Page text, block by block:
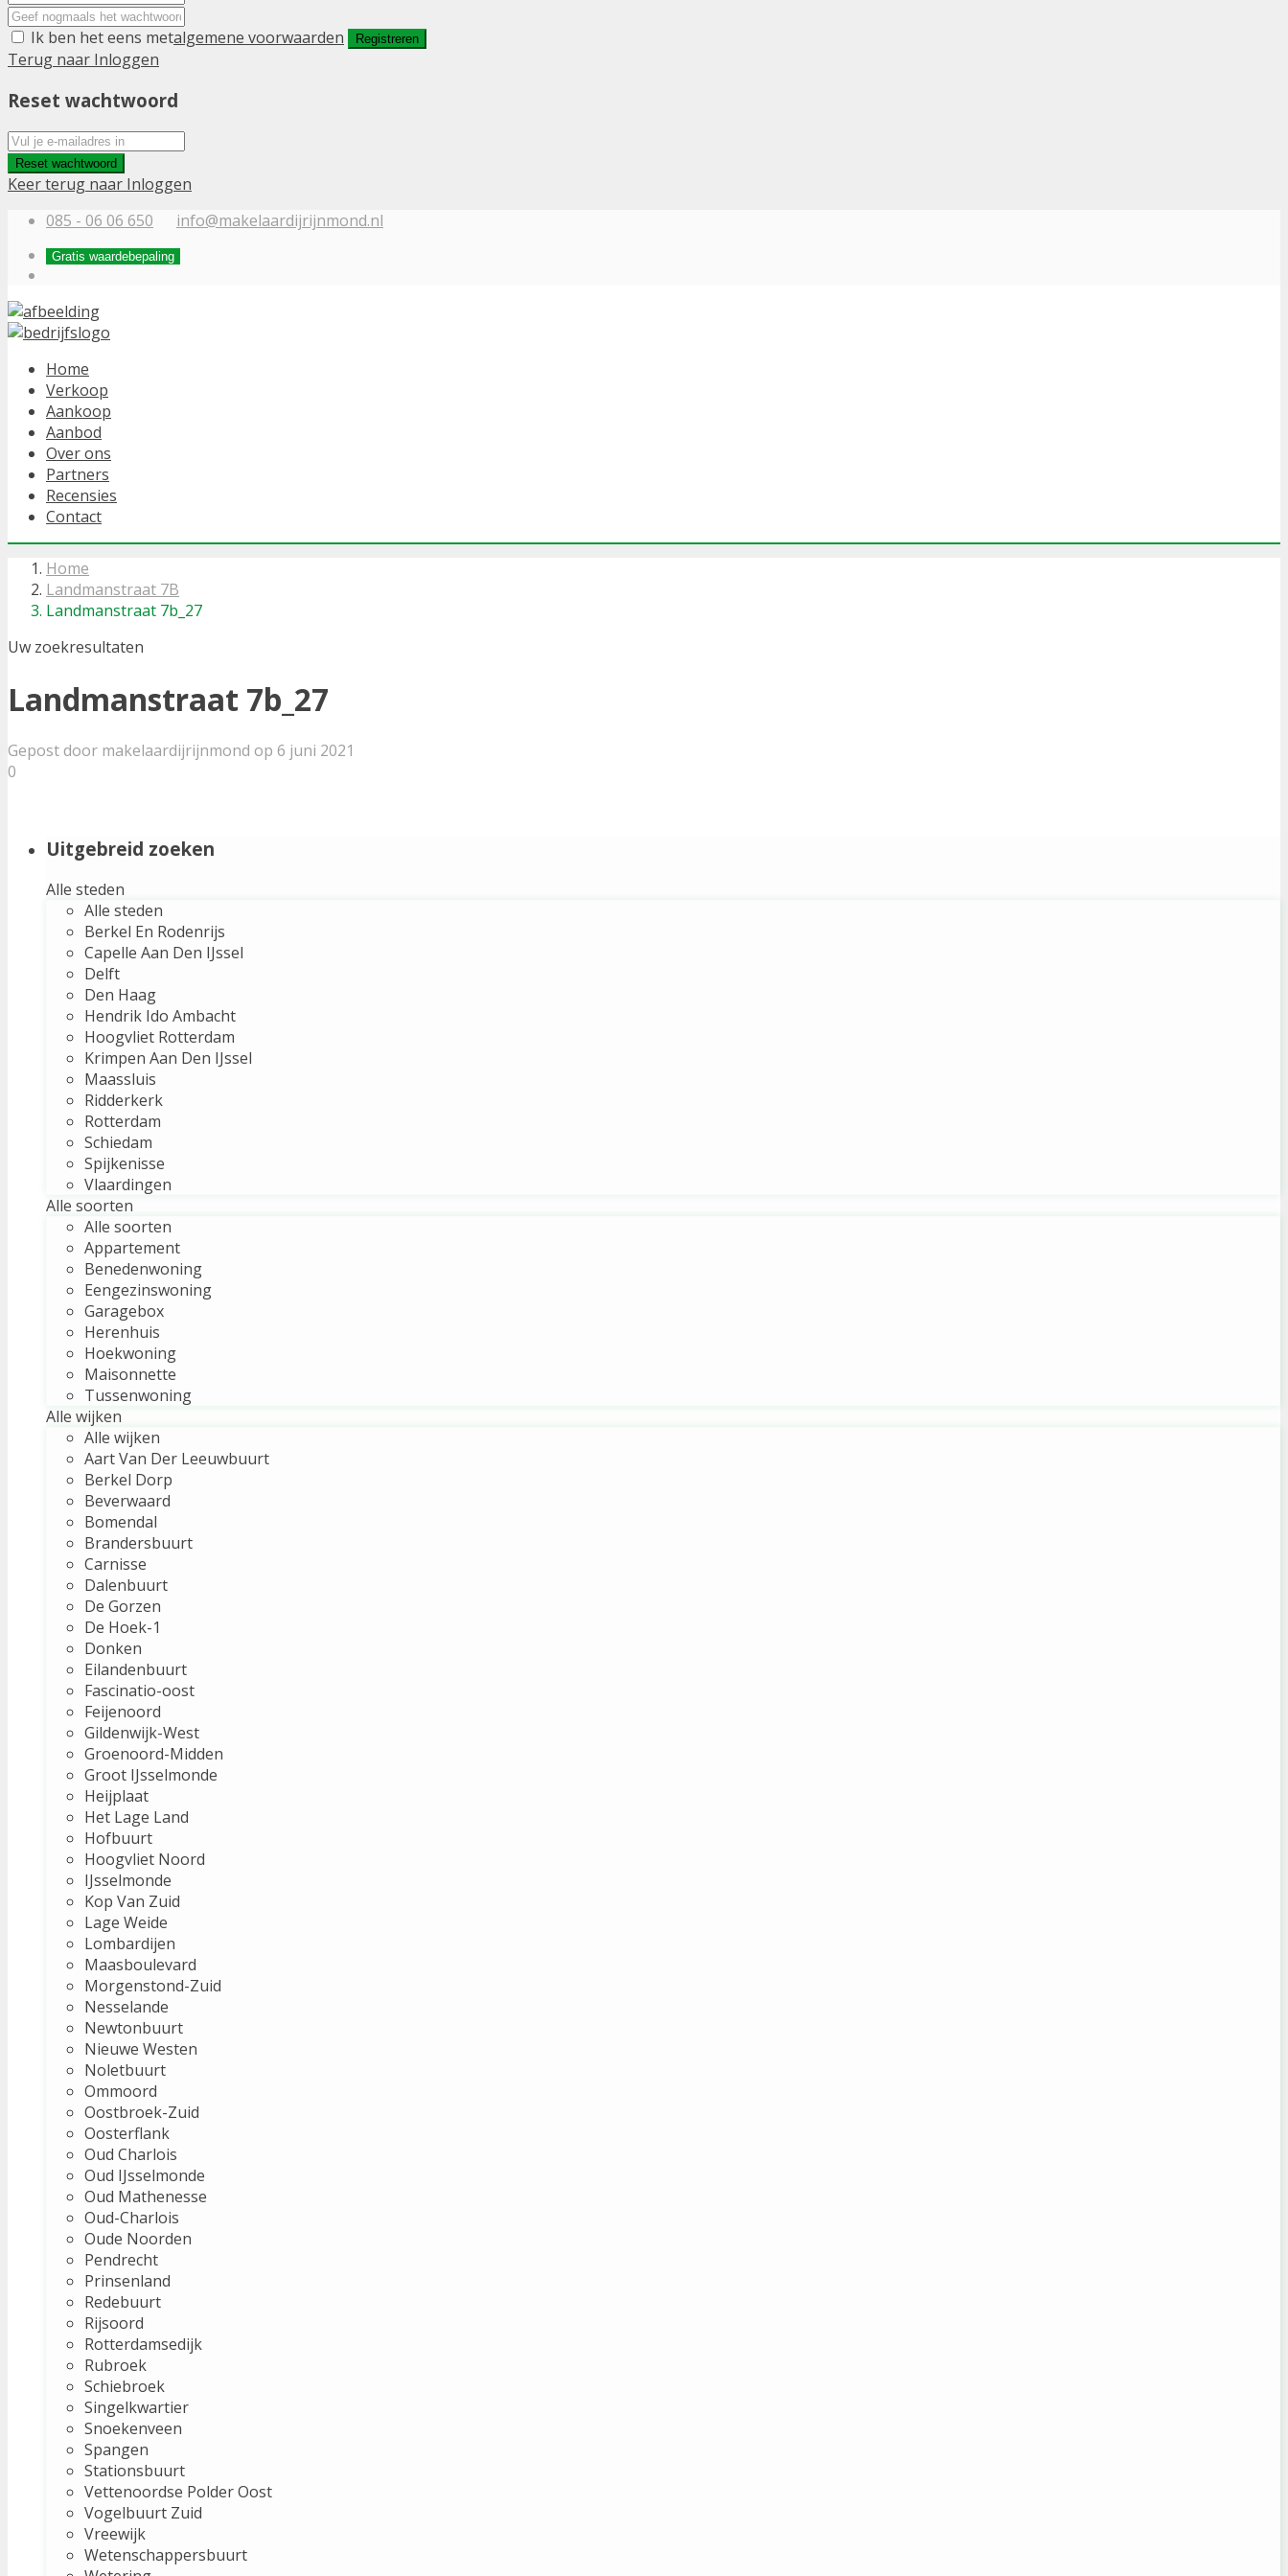
Ik ben het eens metalgemene voorwaarden Registreren
Terug naar Inloggen
Reset wachtwoord
Reset wachtwoord
Keer terug naar Inloggen
085 - 06 06 650
info@makelaardijrijnmond.nl
Gratis waardebepaling
Home
Verkoop
Aankoop
Aanbod
Over ons
Partners
Recensies
Contact
Home
Landmanstraat 7B
Landmanstraat 7b_27
Uw zoekresultaten
Landmanstraat 7b_27
Gepost door makelaardijrijnmond op 6 juni 2021
0
Uitgebreid zoeken
Alle steden
Alle steden
Berkel En Rodenrijs
Capelle Aan Den IJssel
Delft
Den Haag
Hendrik Ido Ambacht
Hoogvliet Rotterdam
Krimpen Aan Den IJssel
Maassluis
Ridderkerk
Rotterdam
Schiedam
Spijkenisse
Vlaardingen
Alle soorten
Alle soorten
Appartement
Benedenwoning
Eengezinswoning
Garagebox
Herenhuis
Hoekwoning
Maisonnette
Tussenwoning
Alle wijken
Alle wijken
Aart Van Der Leeuwbuurt
Berkel Dorp
Beverwaard
Bomendal
Brandersbuurt
Carnisse
Dalenbuurt
De Gorzen
De Hoek-1
Donken
Eilandenbuurt
Fascinatio-oost
Feijenoord
Gildenwijk-West
Groenoord-Midden
Groot IJsselmonde
Heijplaat
Het Lage Land
Hofbuurt
Hoogvliet Noord
IJsselmonde
Kop Van Zuid
Lage Weide
Lombardijen
Maasboulevard
Morgenstond-Zuid
Nesselande
Newtonbuurt
Nieuwe Westen
Noletbuurt
Ommoord
Oostbroek-Zuid
Oosterflank
Oud Charlois
Oud IJsselmonde
Oud Mathenesse
Oud-Charlois
Oude Noorden
Pendrecht
Prinsenland
Redebuurt
Rijsoord
Rotterdamsedijk
Rubroek
Schiebroek
Singelkwartier
Snoekenveen
Spangen
Stationsbuurt
Vettenoordse Polder Oost
Vogelbuurt Zuid
Vreewijk
Wetenschappersbuurt